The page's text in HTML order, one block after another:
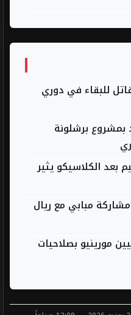
للبقاء في دوري
بمشروع برشلونة
بعد الكلاسيكو يثير
مشاركة مبابي مع ريال
مورينيو بصلاحيات